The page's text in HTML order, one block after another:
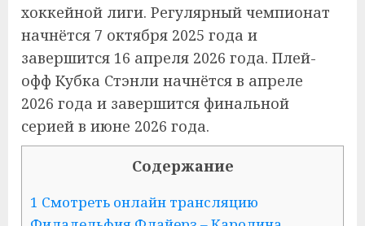
хоккейной лиги. Регулярный чемпионат
начнётся 7 октября 2025 года и
завершится 16 апреля 2026 года. Плей-
офф Кубка Стэнли начнётся в апреле
2026 года и завершится финальной
серией в июне 2026 года.
Содержание
1 Смотреть онлайн трансляцию